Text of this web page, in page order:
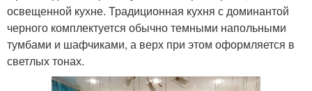
освещенной кухне. Традиционная кухня с доминантой
черного комплектуется обычно темными напольными
тумбами и шафчиками, а верх при этом оформляется в
светлых тонах.